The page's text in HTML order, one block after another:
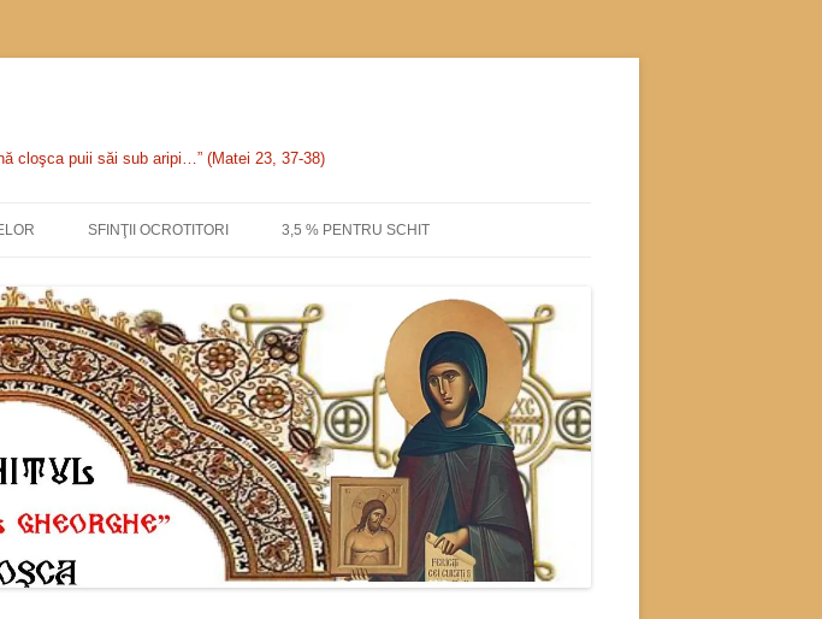
cloşca puii săi sub aripi…” (Matei 23, 37-38)
SFINŢII OCROTITORI
SFÂNTUL MARE MUCENIC
GHEORGHE
3,5 % PENTRU SCHIT